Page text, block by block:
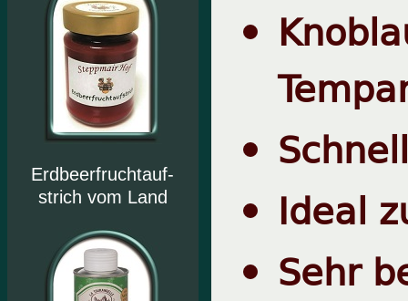
Erdbeerfruchtauf-
strich vom Land
Ideal
Sehr